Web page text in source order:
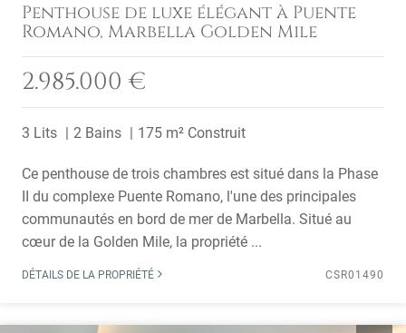
Penthouse de luxe élégant à Puente
Romano, Marbella Golden Mile
2.985.000 €
3 Lits 2 Bains 175 m² Construit
Ce penthouse de trois chambres est situé dans la Phase
II du complexe Puente Romano, l'une des principales
communautés en bord de mer de Marbella. Situé au
cœur de la Golden Mile, la propriété ...
DÉTAILS DE LA PROPRIÉTÉ CSR01490